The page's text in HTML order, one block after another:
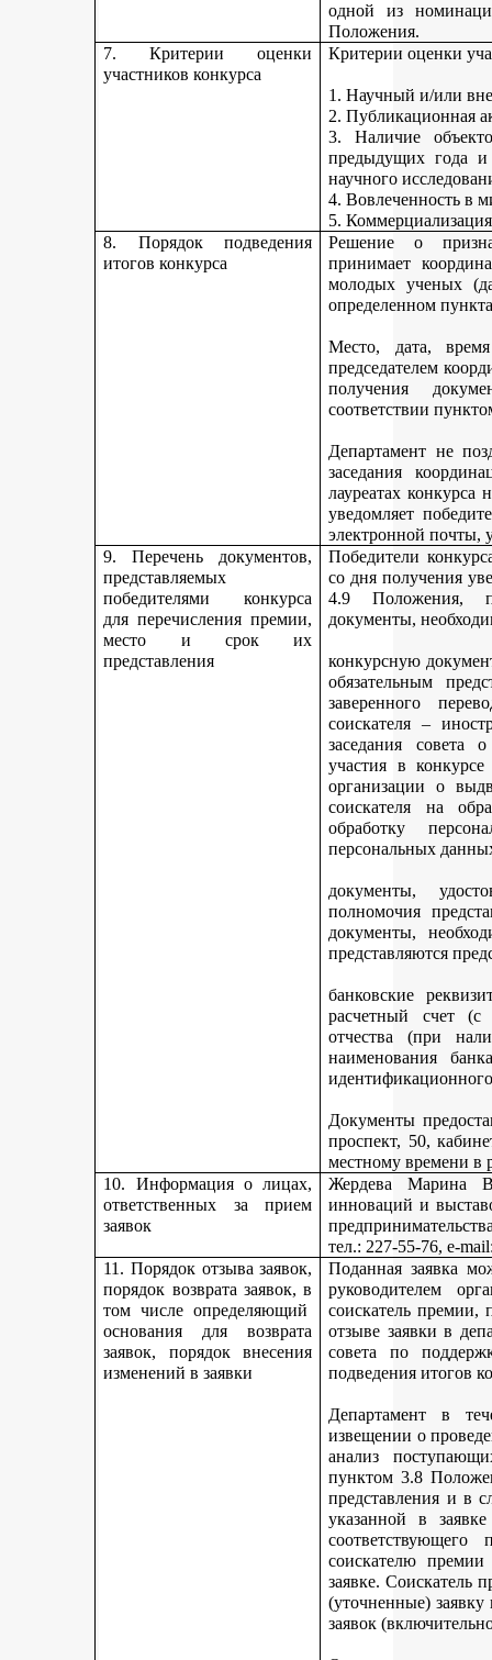
одной из
Положения.
7. Критерии оценки
участников конкурса
Критерии оценки
1. Научный и/или
2. Публикационная
3. Наличие
предыдущих года
научного
4. Вовлеченность в
5.
8. Порядок подведения
итогов конкурса
Решение о
принимает
молодых ученых
определенном
Место, дата, время
председателем
получения
соответствии
Департамент не
заседания
лауреатах
уведомляет
электронной почты,
9. Перечень документов,
представляемых
победителями конкурса
для перечисления премии,
место и срок их
представления
Победители
со дня получения
4.9 Положения,
документы,
конкурсную
обязательным
заверенного
соискателя –
заседания совета
участия в
организации о
соискателя на
обработку
персональных
документы,
полномочия
документы,
представляются
банковские
расчетный счет (с
отчества (при
наименования
Документы
проспект, 50,
местному времени в
10. Информация о лицах,
ответственных за прием
заявок
Жердева Марина
инноваций и
тел.: 227-55-76, e-
11. Порядок отзыва заявок,
порядок возврата заявок, в
том числе определяющий
основания для возврата
заявок, порядок внесения
изменений в заявки
Поданная заявка
руководителем
соискатель премии,
отзыве заявки в
совета по
подведения итогов
Департамент в
извещении о
анализ
пунктом 3.8
представления и в
указанной в
соответствующего
соискателю
заявке. Соискатель
(уточненные)
заявок